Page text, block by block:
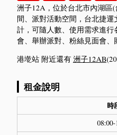
洲子12A，位於台北市內湖區
間、派對活動空間，台北捷
計，可隨人數、使用需求進
會、舉辦派對、粉絲見面會、
港墘站 附近還有 洲子12AB
租金說明
時